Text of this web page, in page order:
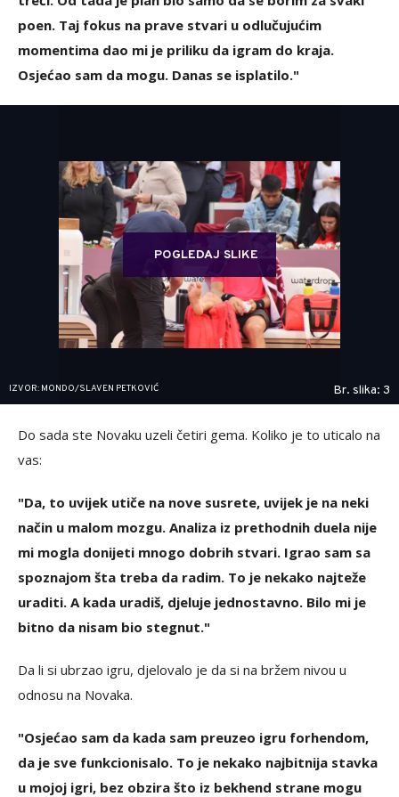
poen. Taj fokus na prave stvari u odlučujućim
momentima dao mi je priliku da igram do kraja.
Osjećao sam da mogu. Danas se isplatilo."
POGLEDAJ SLIKE
IZVOR: MONDO/SLAVEN PETKOVIĆ Br. slika: 3
Do sada ste Novaku uzeli četiri gema. Koliko je to uticalo na
vas:
"Da, to uvijek utiče na nove susrete, uvijek je na neki
način u malom mozgu. Analiza iz prethodnih duela nije
mi mogla donijeti mnogo dobrih stvari. Igrao sam sa
spoznajom šta treba da radim. To je nekako najteže
uraditi. A kada uradiš, djeluje jednostavno. Bilo mi je
bitno da nisam bio stegnut."
Da li si ubrzao igru, djelovalo je da si na bržem nivou u
odnosu na Novaka.
"Osjećao sam da kada sam preuzeo igru forhendom,
da je sve funkcionisalo. To je nekako najbitnija stavka
u mojoj igri, bez obzira što iz bekhend strane mogu